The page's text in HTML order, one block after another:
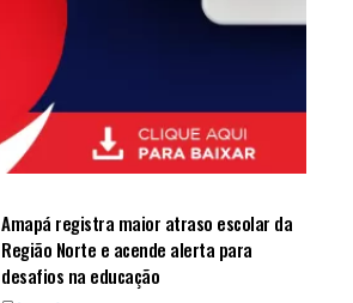
Amapá registra maior atraso escolar da
Região Norte e acende alerta para
desafios na educação